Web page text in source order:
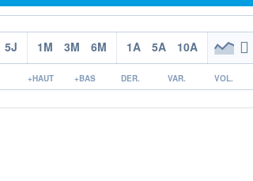
5J 1M 3M 6M 1A 5A 10A
+HAUT +BAS DER. VAR. VOL.